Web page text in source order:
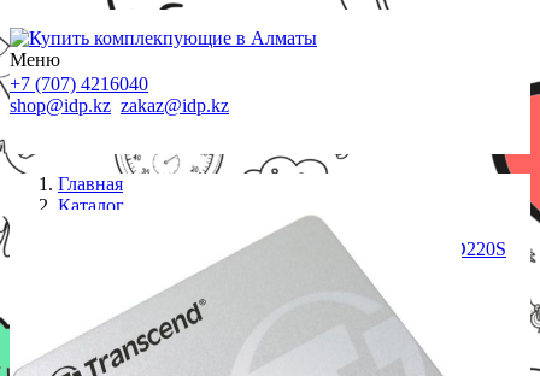
Меню
+7 (707) 4216040
shop@idp.kz zakaz@idp.kz
Главная
Каталог
Жесткий диск SSD 480GB Transcend TS480GSSD220S